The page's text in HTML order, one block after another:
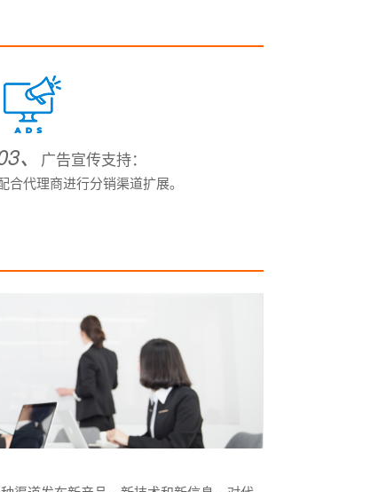
、 广告宣传支持：
合代理商进行分销渠道扩展。